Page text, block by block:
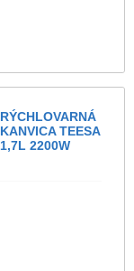
RÝCHLOVARNÁ
KANVICA TEESA
1,7L 2200W